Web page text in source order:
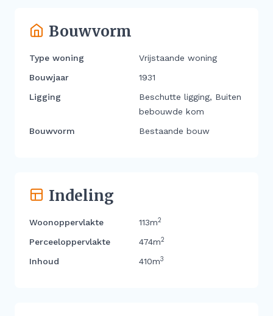
Bouwvorm
Type woning
Vrijstaande woning
Bouwjaar
1931
Ligging
Beschutte ligging, Buiten
bebouwde kom
Bouwvorm
Bestaande bouw
Indeling
Woonoppervlakte 113m2
Perceeloppervlakte 474m2
Inhoud 410m3